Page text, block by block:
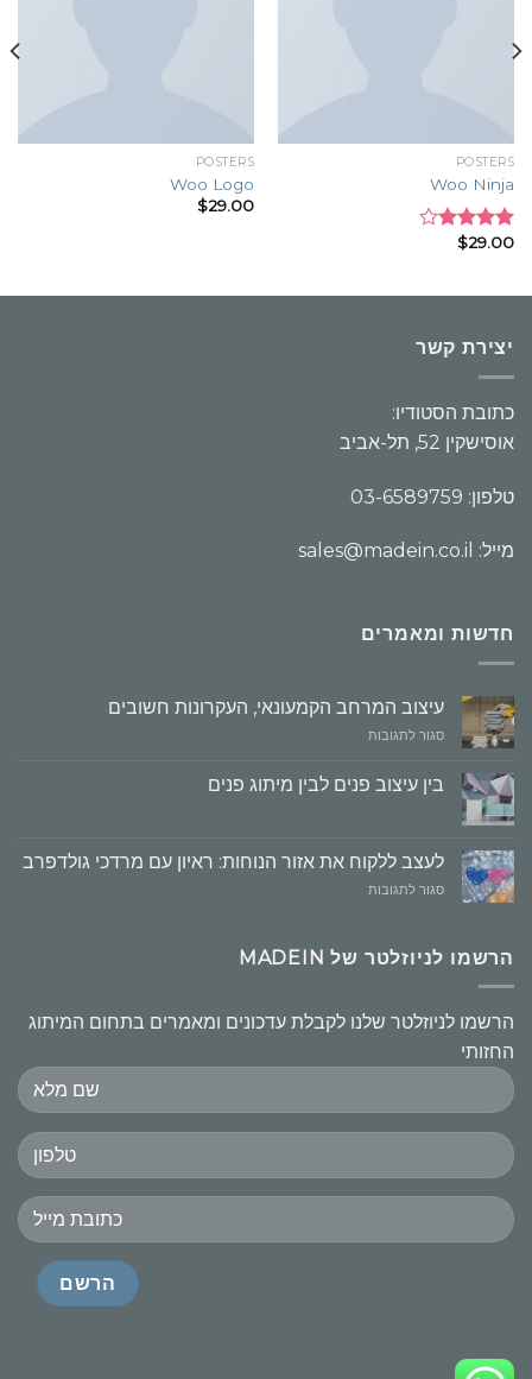
POSTERS
Woo Ninja
Rated
$29.00
POSTERS
Woo Logo
$29.00
יצירת קשר
כתובת הסטודיו:
אוסישקין 52, תל-אביב
טלפון: 03-6589759
מייל: sales@madein.co.il
חדשות ומאמרים
עיצוב המרחב הקמעונאי, העקרונות חשובים
סגור לתגובותעל
הקמעונאי,
בין עיצוב פנים לבין מיתוג פנים
לעצב ללקוח את אזור הנוחות: ראיון עם מרדכי גולדפרב
סגור לתגובותעל
אזור
עם
גולדפרב
הרשמו לניוזלטר של MADEIN
הרשמו לניוזלטר שלנו לקבלת עדכונים ומאמרים בתחום המיתוג
החזותי